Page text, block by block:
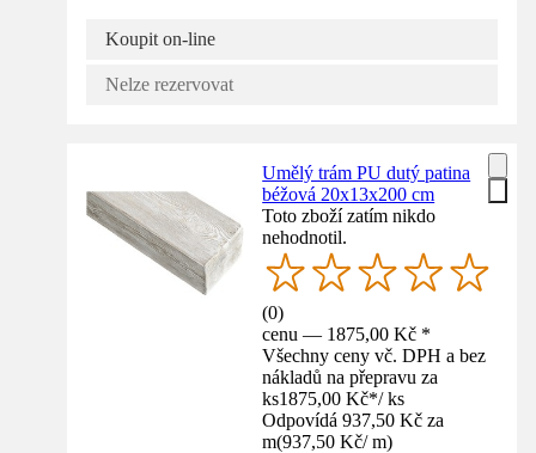
Koupit on-line
Nelze rezervovat
Umělý trám PU dutý patina
béžová 20x13x200 cm
Toto zboží zatím nikdo
nehodnotil.
(0)
cenu — 1875,00 Kč *
Všechny ceny vč. DPH a bez
nákladů na přepravu za
ks1875,00 Kč*/ ks
Odpovídá 937,50 Kč za
m(937,50 Kč/ m)